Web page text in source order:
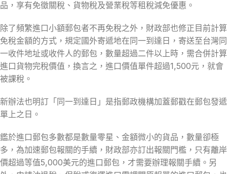
品，享有免徵關稅、貨物稅及營業稅等租稅減免優惠。
除了頻繁進口小額郵包者不再免稅之外，財政部也修正目前計算
免稅金額的方式，規定國外寄遞地在同一到達日，寄送至台灣同
一收件地址或收件人的郵包，數量超過二件以上時，需合併計算
進口貨物完稅價值，換言之，進口價值單件超過1,500元，就會
被課稅。
新辦法也明訂「同一到達日」是指郵政機構加蓋郵戳在郵包發遞
單上之日。
鑑於進口郵包多數都是數量零星、金額微小的貨品，數量卻極
多，為加速郵包報關的手續，財政部亦訂出報關門檻，只有離岸
價超過等值5,000美元的進口郵包，才需要辦理報關手續。另